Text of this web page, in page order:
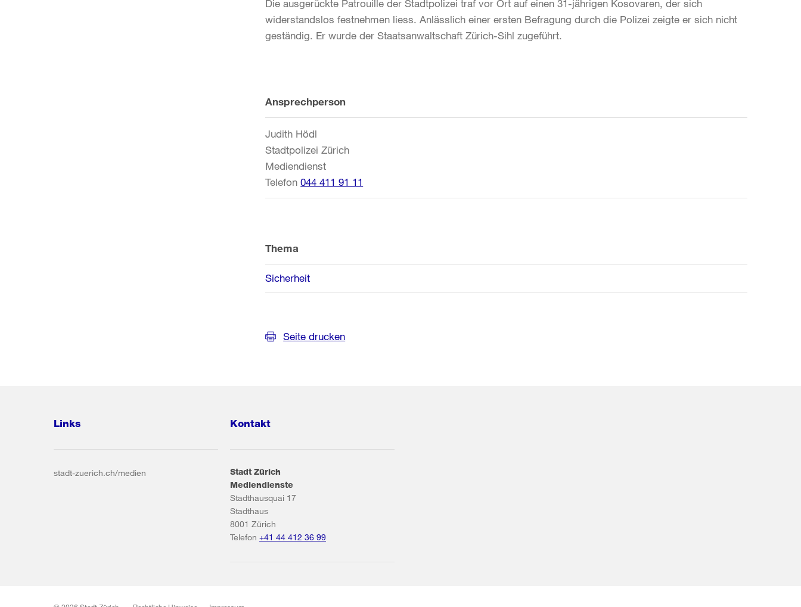
Die ausgerückte Patrouille der Stadtpolizei traf vor Ort auf einen 31-jährigen Kosovaren, der sich
widerstandslos festnehmen liess. Anlässlich einer ersten Befragung durch die Polizei zeigte er sich nicht
geständig. Er wurde der Staatsanwaltschaft Zürich-Sihl zugeführt.
Weitere
Informationen
Ansprechperson
Judith Hödl
Stadtpolizei Zürich
Mediendienst
Telefon 044 411 91 11
Thema
Sicherheit
Seite drucken
Links
stadt-zuerich.ch/medien
Kontakt
Stadt Zürich
Mediendienste
Stadthausquai 17
Stadthaus
8001 Zürich
Telefon +41 44 412 36 99